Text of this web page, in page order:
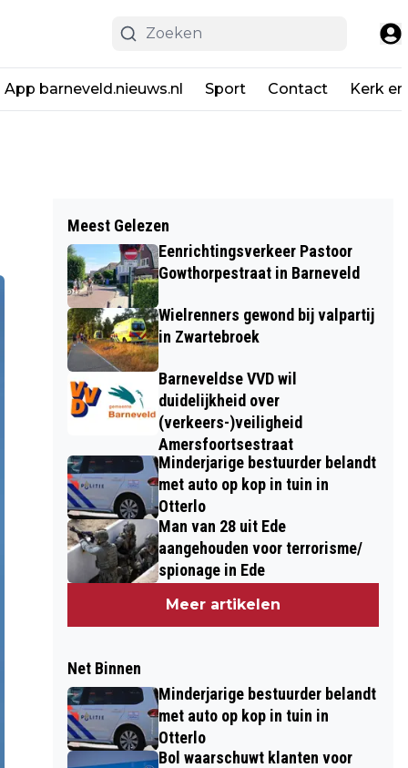
App barneveld.nieuws.nl Sport Contact Kerk
Meest Gelezen
Eenrichtingsverkeer Pastoor
Gowthorpestraat in Barneveld
Wielrenners gewond bij valpartij
in Zwartebroek
Barneveldse VVD wil
duidelijkheid over
(verkeers-)veiligheid
Amersfoortsestraat
Minderjarige bestuurder belandt
met auto op kop in tuin in
Otterlo
Man van 28 uit Ede
aangehouden voor terrorisme/
spionage in Ede
Meer artikelen
Net Binnen
Minderjarige bestuurder belandt
met auto op kop in tuin in
Otterlo
Bol waarschuwt klanten voor